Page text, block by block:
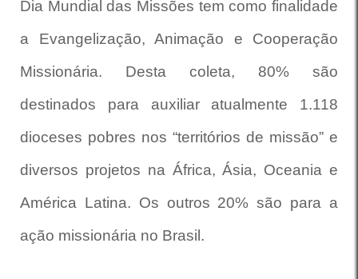
Dia Mundial das Missões tem como finalidade
a Evangelização, Animação e Cooperação
Missionária. Desta coleta, 80% são
destinados para auxiliar atualmente 1.118
dioceses pobres nos “territórios de missão” e
diversos projetos na África, Ásia, Oceania e
América Latina. Os outros 20% são para a
ação missionária no Brasil.